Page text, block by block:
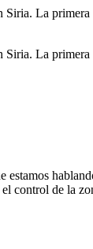
La primera
La primera
estamos
control de la